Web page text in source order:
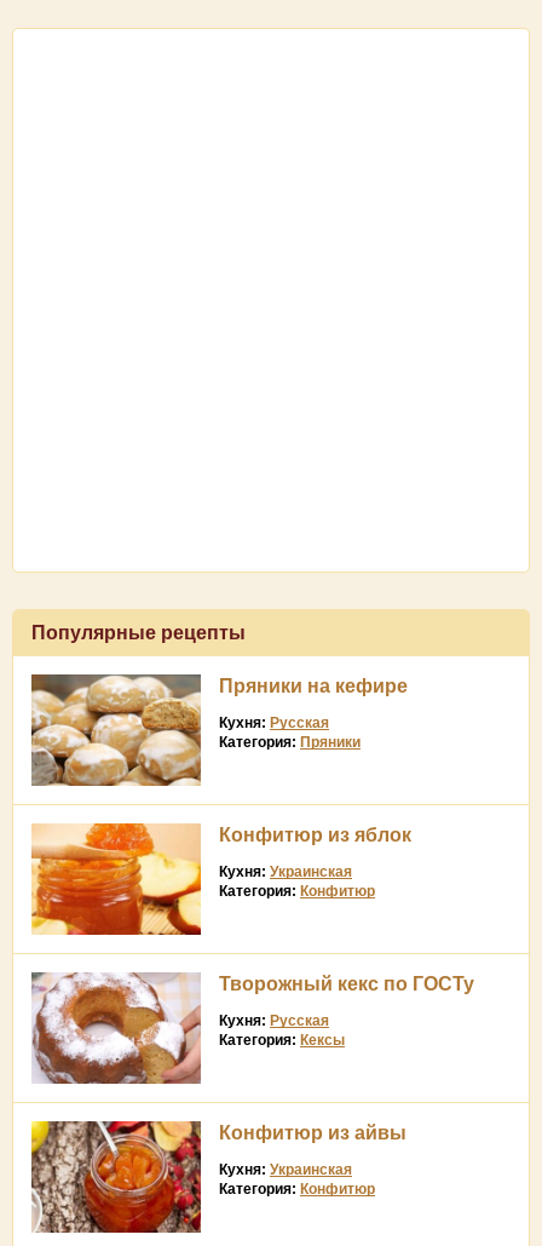
Популярные рецепты
Пряники на кефире
Кухня: Русская
Категория: Пряники
Конфитюр из яблок
Кухня: Украинская
Категория: Конфитюр
Творожный кекс по ГОСТу
Кухня: Русская
Категория: Кексы
Конфитюр из айвы
Кухня: Украинская
Категория: Конфитюр